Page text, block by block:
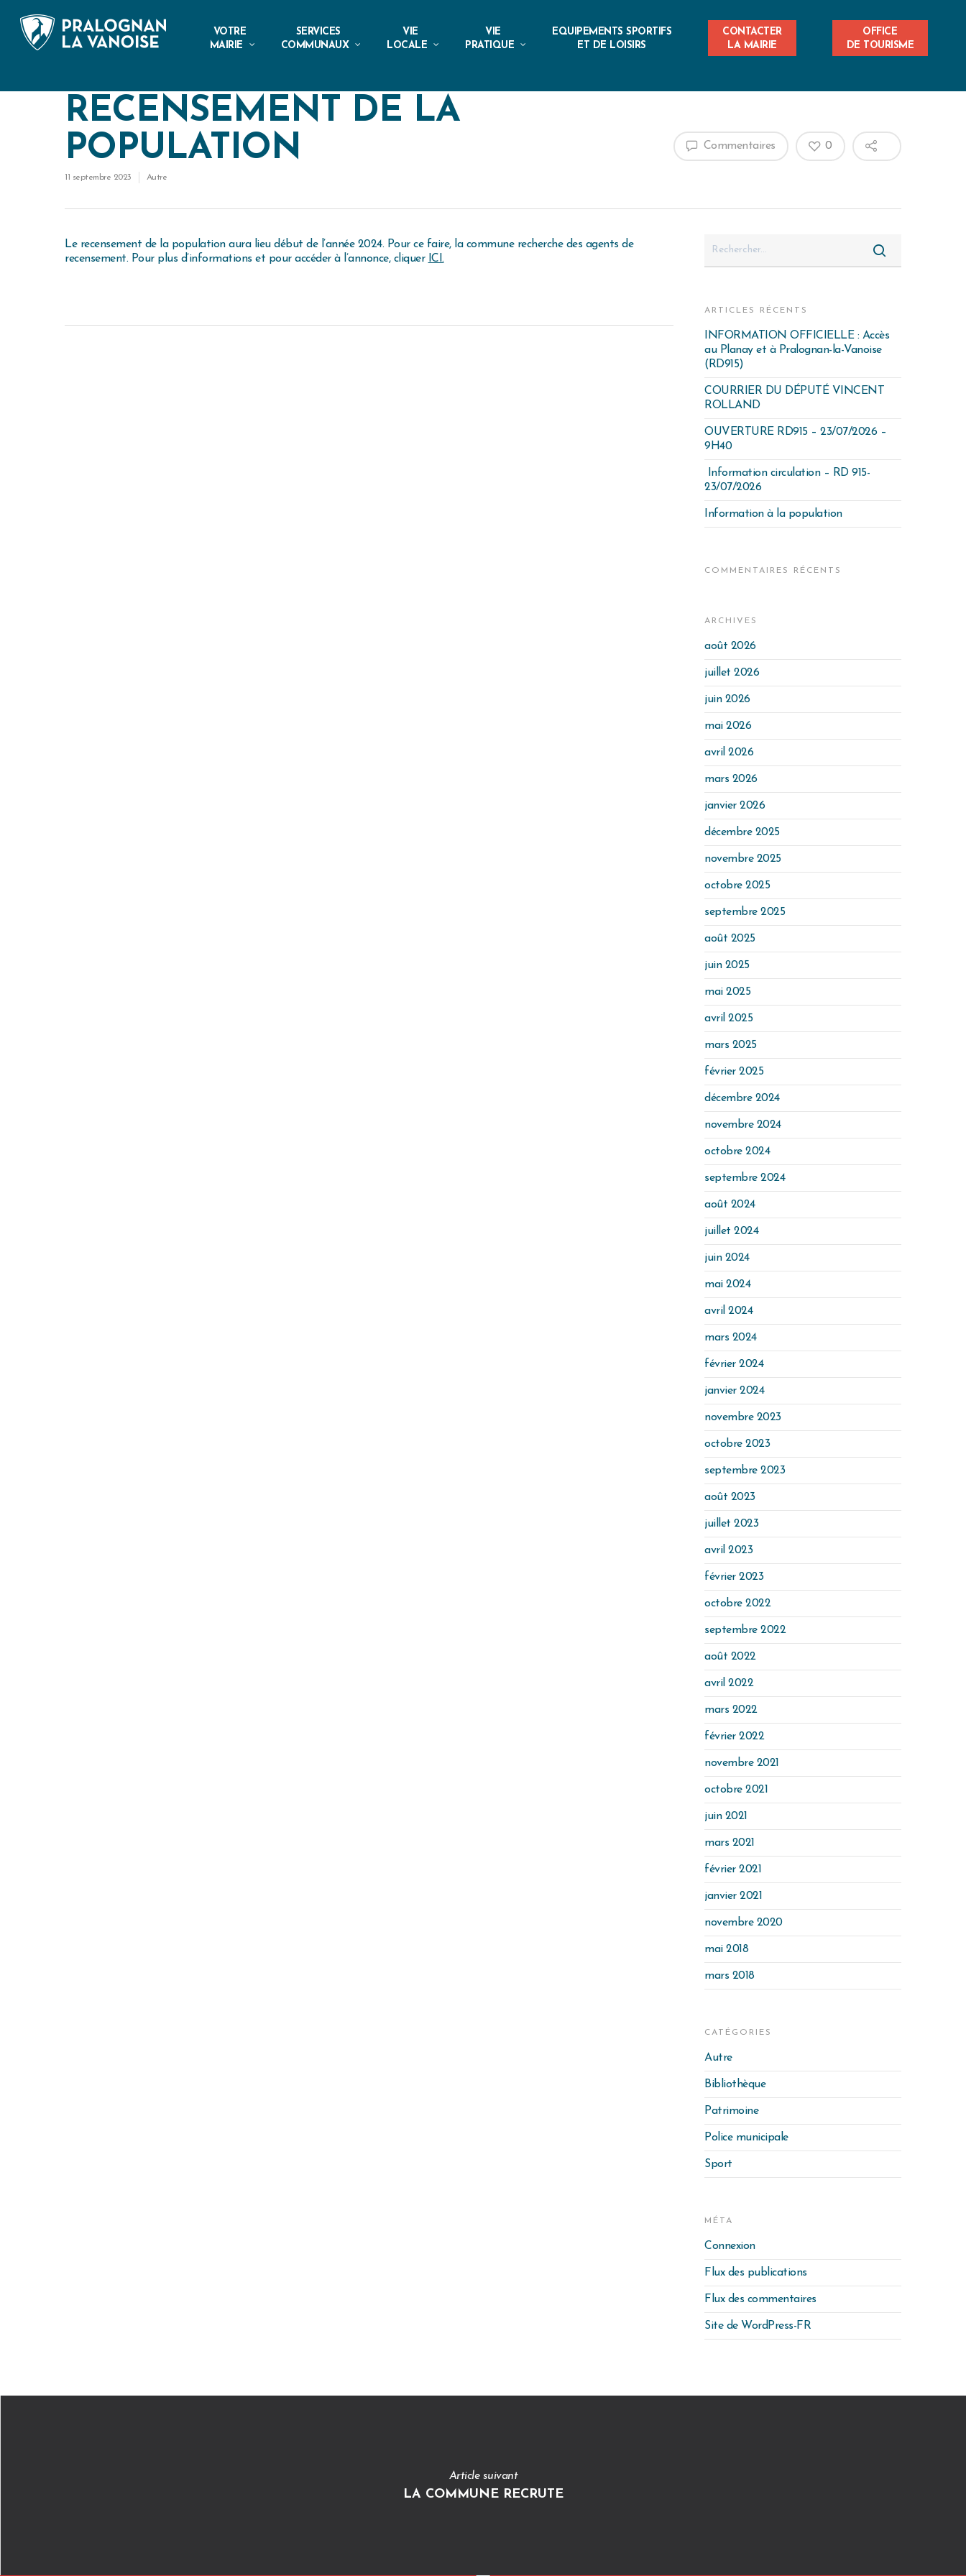
VOTRE
MAIRIE
SERVICES
COMMUNAUX
VIE
LOCALE
VIE
PRATIQUE
EQUIPEMENTS SPORTIFS
ET DE LOISIRS
CONTACTER
LA MAIRIE
OFFICE
DE TOURISME
RECENSEMENT DE LA
POPULATION
11 septembre 2023 Autre
Commentaires 0
Le recensement de la population aura lieu début de l’année 2024. Pour ce faire, la commune recherche des agents de
recensement. Pour plus d’informations et pour accéder à l’annonce, cliquer ICI.
ARTICLES RÉCENTS
INFORMATION OFFICIELLE : Accès
au Planay et à Pralognan-la-Vanoise
(RD915)
COURRIER DU DÉPUTÉ VINCENT
ROLLAND
OUVERTURE RD915 – 23/07/2026 –
9H40
Information circulation – RD 915-
23/07/2026
Information à la population
COMMENTAIRES RÉCENTS
ARCHIVES
août 2026
juillet 2026
juin 2026
mai 2026
avril 2026
mars 2026
janvier 2026
décembre 2025
novembre 2025
octobre 2025
septembre 2025
août 2025
juin 2025
mai 2025
avril 2025
mars 2025
février 2025
décembre 2024
novembre 2024
octobre 2024
septembre 2024
août 2024
juillet 2024
juin 2024
mai 2024
avril 2024
mars 2024
février 2024
janvier 2024
novembre 2023
octobre 2023
septembre 2023
août 2023
juillet 2023
avril 2023
février 2023
octobre 2022
septembre 2022
août 2022
avril 2022
mars 2022
février 2022
novembre 2021
octobre 2021
juin 2021
mars 2021
février 2021
janvier 2021
novembre 2020
mai 2018
mars 2018
CATÉGORIES
Autre
Bibliothèque
Patrimoine
Police municipale
Sport
MÉTA
Connexion
Flux des publications
Flux des commentaires
Site de WordPress-FR
Article suivant
LA COMMUNE RECRUTE